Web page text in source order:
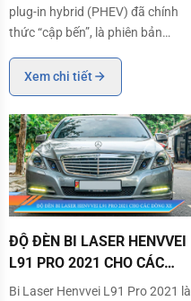
plug-in hybrid (PHEV) đã chính
thức “cập bến”, là phiên bản
thiết kế hiện đại và khả năng vận
hành mạnh mẽ. Đây cũng là
phiên bản mới nhất sở hữu hệ
truyền động điện khí hóa mạnh
mẽ dành cho mẫu SUV
Xem chi tiết
ĐỘ ĐÈN BI LASER HENVVEI
L91 PRO 2021 CHO CÁC
DÒNG XE
Bi Laser Henvvei L91 Pro 2021 là